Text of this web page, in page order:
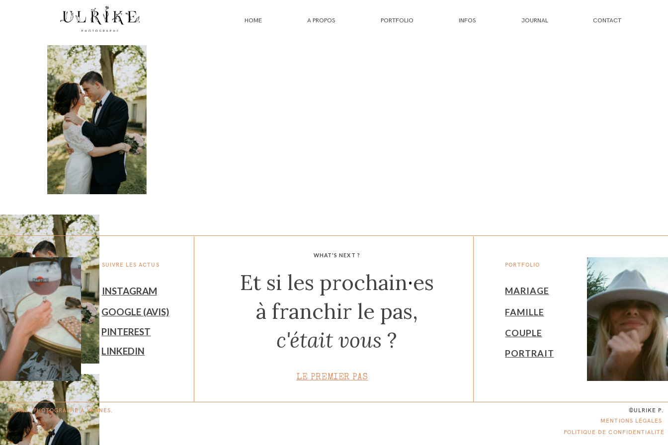
HOME A PROPOS PORTFOLIO INFOS JOURNAL CONTACT
WHAT'S NEXT ?
PORTFOLIO
SUIVRE LES ACTUS
Et si les prochain·es
à franchir le pas,
c'était vous ?
MARIAGE
INSTAGRAM
GOOGLE (AVIS)
FAMILLE
PINTEREST COUPLE
LINKEDIN PORTRAIT
LE PREMIER PAS
©ULRIKE P.
ULRIKE. PHOTOGRAPHE ÀVANNES.
MENTIONS LÉGALES
POLITIQUE DE CONFIDENTIALITÉ